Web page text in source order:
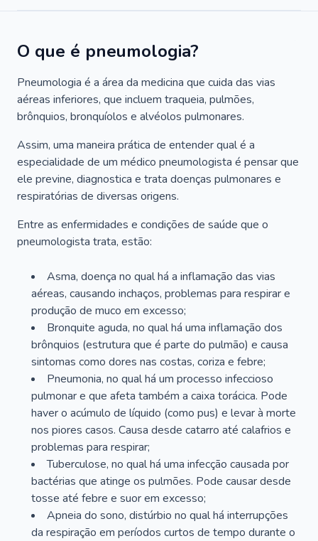
O que é pneumologia?
Pneumologia é a área da medicina que cuida das vias
aéreas inferiores, que incluem traqueia, pulmões,
brônquios, bronquíolos e alvéolos pulmonares.
Assim, uma maneira prática de entender qual é a
especialidade de um médico pneumologista é pensar que
ele previne, diagnostica e trata doenças pulmonares e
respiratórias de diversas origens.
Entre as enfermidades e condições de saúde que o
pneumologista trata, estão:
Asma, doença no qual há a inflamação das vias
aéreas, causando inchaços, problemas para respirar e
produção de muco em excesso;
Bronquite aguda, no qual há uma inflamação dos
brônquios (estrutura que é parte do pulmão) e causa
sintomas como dores nas costas, coriza e febre;
Pneumonia, no qual há um processo infeccioso
pulmonar e que afeta também a caixa torácica. Pode
haver o acúmulo de líquido (como pus) e levar à morte
nos piores casos. Causa desde catarro até calafrios e
problemas para respirar;
Tuberculose, no qual há uma infecção causada por
bactérias que atinge os pulmões. Pode causar desde
tosse até febre e suor em excesso;
Apneia do sono, distúrbio no qual há interrupções
da respiração em períodos curtos de tempo durante o